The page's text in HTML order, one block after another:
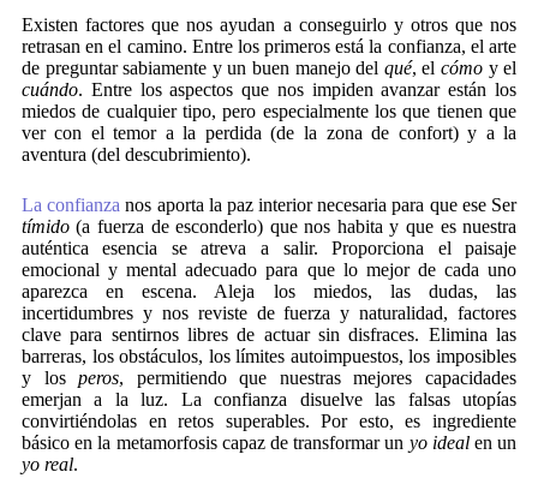
Existen factores que nos ayudan a conseguirlo y otros que nos
retrasan en el camino. Entre los primeros está la confianza, el arte
de preguntar sabiamente y un buen manejo del qué, el cómoy el
cuándo. Entre los aspectos que nos impiden avanzar están los
miedos de cualquier tipo, pero especialmente los que tienen que
ver con el temor a la perdida (de la zona de confort) y a la
aventura (del descubrimiento).
La confianza nos aporta la paz interior necesaria para que ese Ser
tímido(a fuerza de esconderlo) que nos habita y que es nuestra
auténtica esencia se atreva a salir. Proporciona el paisaje
emocional y mental adecuado para que lo mejor de cada uno
aparezca en escena. Aleja los miedos, las dudas, las
incertidumbres y nos reviste de fuerza y naturalidad, factores
clave para sentirnos libres de actuar sin disfraces. Elimina las
barreras, los obstáculos, los límites autoimpuestos, los imposibles
y losperos, permitiendo que nuestras mejores capacidades
emerjan a la luz. La confianza disuelve las falsas utopías
convirtiéndolas en retos superables. Por esto, es ingrediente
básico en la metamorfosis capaz de transformar un yo idealen un
yo real.